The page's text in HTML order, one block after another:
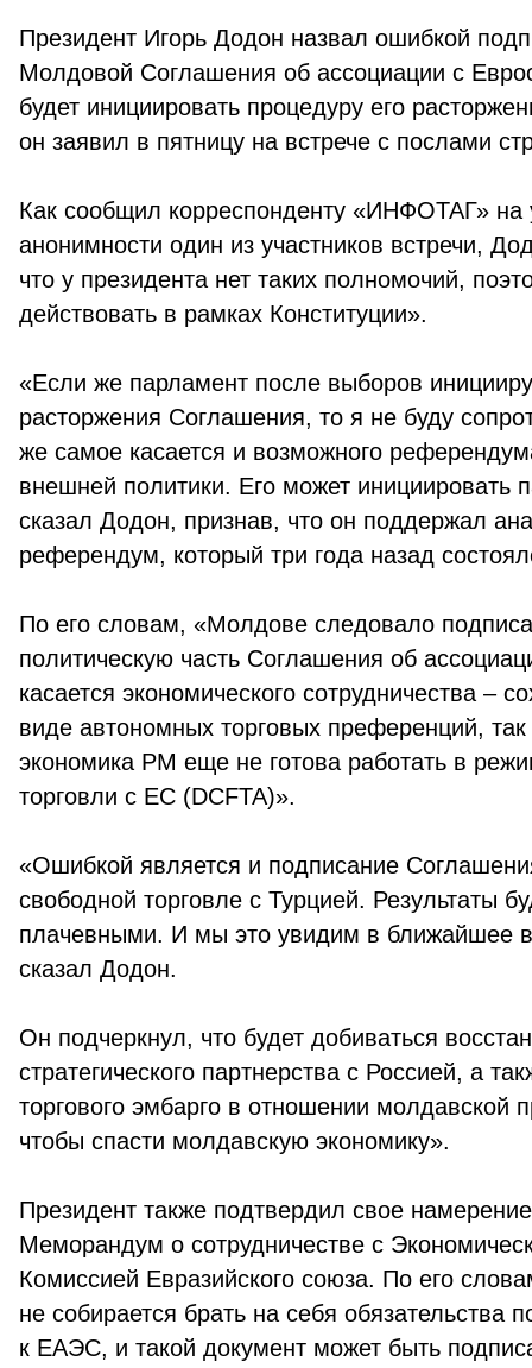
Президент Игорь Додон назвал ошибкой
Молдовой Соглашения об ассоциации с
будет инициировать процедуру его
он заявил в пятницу на встрече с послами
Как сообщил корреспонденту «ИНФОТАГ» на
анонимности один из участников встречи,
что у президента нет таких полномочий,
действовать в рамках Конституции».
«Если же парламент после выборов
расторжения Соглашения, то я не буду
же самое касается и возможного
внешней политики. Его может инициировать
сказал Додон, признав, что он поддержал
референдум, который три года назад
По его словам, «Молдове следовало
политическую часть Соглашения об
касается экономического сотрудничества –
виде автономных торговых преференций, так
экономика РМ еще не готова работать в
торговли с ЕС (DCFTA)».
«Ошибкой является и подписание
свободной торговле с Турцией. Результаты
плачевными. И мы это увидим в ближайшее
сказал Додон.
Он подчеркнул, что будет добиваться
стратегического партнерства с Россией, а
торгового эмбарго в отношении молдавской
чтобы спасти молдавскую экономику».
Президент также подтвердил свое
Меморандум о сотрудничестве с
Комиссией Евразийского союза. По его
не собирается брать на себя обязательства
к ЕАЭС, и такой документ может быть